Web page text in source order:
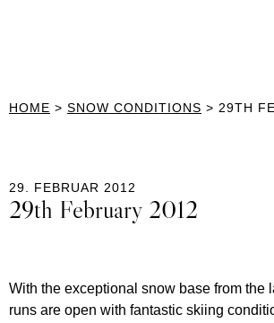
HOME > SNOW CONDITIONS > 29TH
29. FEBRUAR 2012
29th February 2012
With the exceptional snow base from the
runs are open with fantastic skiing